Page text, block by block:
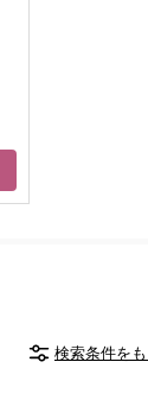
検索条件を